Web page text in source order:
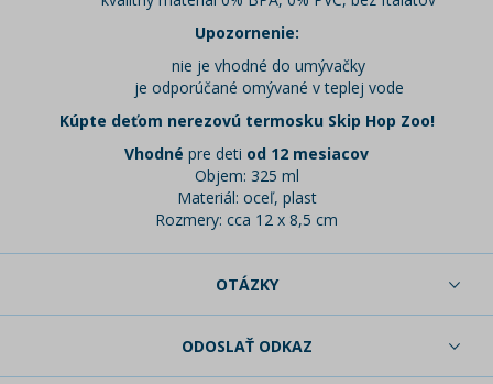
Upozornenie:
nie je vhodné do umývačky
je odporúčané omývané v teplej vode
Kúpte deťom nerezovú termosku Skip Hop Zoo!
Vhodné pre deti od 12 mesiacov
Objem: 325 ml
Materiál: oceľ, plast
Rozmery: cca 12 x 8,5 cm
OTÁZKY
ODOSLAŤ ODKAZ